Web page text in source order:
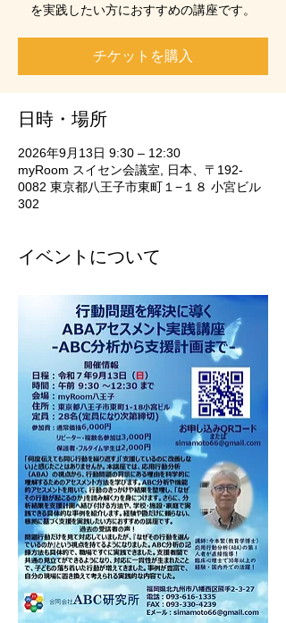
を実践したい方におすすめの講座です。
チケットを購入
日時・場所
2026年9月13日 9:30 – 12:30
myRoom スイセン会議室, 日本、〒192-
0082 東京都八王子市東町１−１８ 小宮ビル
302
イベントについて